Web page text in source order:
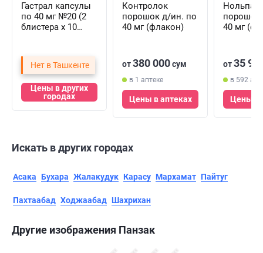
Гастрал капсулы
по 40 мг №20 (2
блистера х 10
Нет в Ташкенте
Цены в других
городах
Контролок
порошок д/ин. по
40 мг (флакон)
от380 000сум
в 1 аптеке
Цены в аптеках
40 мг
от35
в 592
Цены в
Искать в других городах
Асака Бухара Жалакудук Карасу Мархамат Пайтуг
Пахтаабад Ходжаабад Шахрихан
Другие изображения Панзак